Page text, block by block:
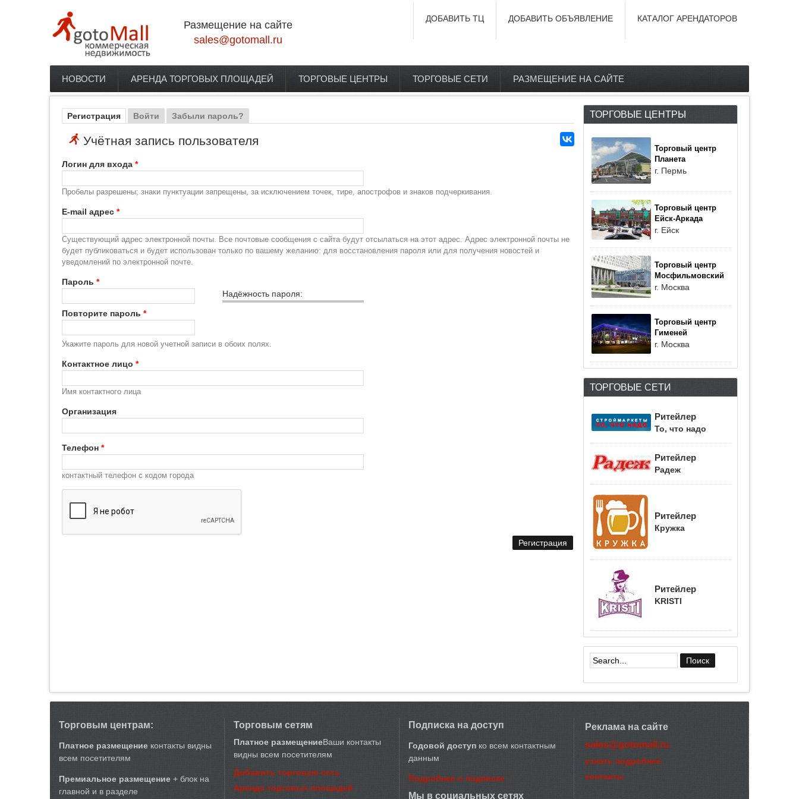
Размещение на сайте
sales@gotomall.ru
КАТАЛОГ АРЕНДАТОРОВ
ДОБАВИТЬ ОБЪЯВЛЕНИЕ
ДОБАВИТЬ ТЦ
Главное меню
НОВОСТИ АРЕНДА ТОРГОВЫХ ПЛОЩАДЕЙ ТОРГОВЫЕ ЦЕНТРЫ ТОРГОВЫЕ СЕТИ РАЗМЕЩЕНИЕ НА САЙТЕ
Главные вкладки
Регистрация (активная вкладка)
Войти Забыли пароль?
Учётная запись пользователя
Логин для входа *
Пробелы разрешены; знаки пунктуации запрещены, за исключением точек, тире, апострофов и знаков подчеркивания.
E-mail адрес *
Существующий адрес электронной почты. Все почтовые сообщения с сайта будут отсылаться на этот адрес. Адрес электронной почты не
будет публиковаться и будет использован только по вашему желанию: для восстановления пароля или для получения новостей и
уведомлений по электронной почте.
Надёжность пароля:
Пароль *
Повторите пароль *
Укажите пароль для новой учетной записи в обоих полях.
Контактное лицо *
Имя контактного лица
Организация
Телефон *
контактный телефон с кодом города
ТОРГОВЫЕ ЦЕНТРЫ
Торговый центр
Планета
г. Пермь
Торговый центр
Ейск-Аркада
г. Ейск
Торговый центр
Мосфильмовский
г. Москва
Торговый центр
Гименей
г. Москва
ТОРГОВЫЕ СЕТИ
Ритейлер
То, что надо
Ритейлер
Радеж
Ритейлер
Кружка
Ритейлер
KRISTI
Форма поиска
Торговым центрам:
Платное размещение контакты видны
всем посетителям
Премиальное размещение + блок на
главной и в разделе
Торговым сетям
Платное размещениеВаши контакты
видны всем посетителям
Добавить торговую сеть
Аренда торговых площадей
Подписка на доступ
Годовой доступ ко всем контактным
данным
Подробнее о подписке
Мы в социальных сетях
Реклама на сайте
sales@gotomall.ru
узнать подробнее
контакты